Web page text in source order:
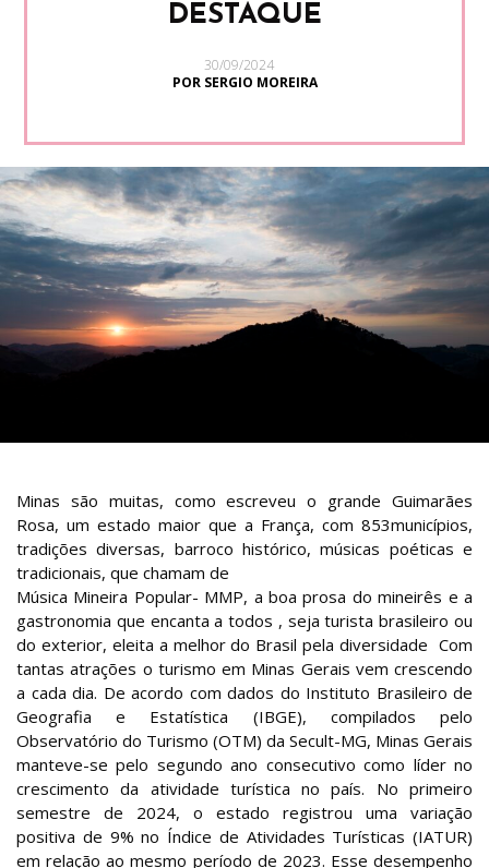
DESTAQUE
30/09/2024
POR SERGIO MOREIRA
Minas são muitas, como escreveu o grande Guimarães
Rosa, um estado maior que a França, com 853municípios,
tradições diversas, barroco histórico, músicas poéticas e
tradicionais, que chamam de
Música Mineira Popular- MMP, a boa prosa do mineirês e a
gastronomia que encanta a todos , seja turista brasileiro ou
do exterior, eleita a melhor do Brasil pela diversidade Com
tantas atrações o turismo em Minas Gerais vem crescendo
a cada dia. De acordo com dados do Instituto Brasileiro de
Geografia e Estatística (IBGE), compilados pelo
Observatório do Turismo (OTM) da Secult-MG, Minas Gerais
manteve-se pelo segundo ano consecutivo como líder no
crescimento da atividade turística no país. No primeiro
semestre de 2024, o estado registrou uma variação
positiva de 9% no Índice de Atividades Turísticas (IATUR)
em relação ao mesmo período de 2023. Esse desempenho